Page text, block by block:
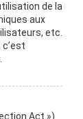
de la
aux
etc.
Act »)